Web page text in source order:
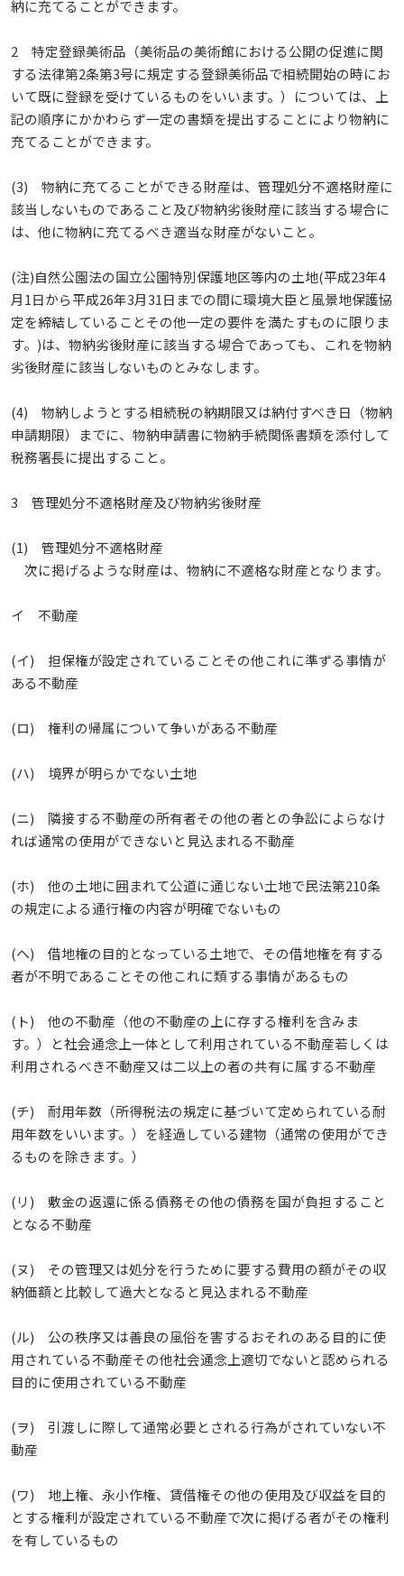
納に充てることができます。
2 特定登録美術品（美術品の美術館における公開の促進に関
する法律第2条第3号に規定する登録美術品で相続開始の時にお
いて既に登録を受けているものをいいます。）については、上
記の順序にかかわらず一定の書類を提出することにより物納に
充てることができます。
(3) 物納に充てることができる財産は、管理処分不適格財産に
該当しないものであること及び物納劣後財産に該当する場合に
は、他に物納に充てるべき適当な財産がないこと。
(注)自然公園法の国立公園特別保護地区等内の土地(平成23年4
月1日から平成26年3月31日までの間に環境大臣と風景地保護協
定を締結していることその他一定の要件を満たすものに限りま
す。)は、物納劣後財産に該当する場合であっても、これを物納
劣後財産に該当しないものとみなします。
(4) 物納しようとする相続税の納期限又は納付すべき日（物納
申請期限）までに、物納申請書に物納手続関係書類を添付して
税務署長に提出すること。
3 管理処分不適格財産及び物納劣後財産
(1) 管理処分不適格財産
次に掲げるような財産は、物納に不適格な財産となります。
イ 不動産
(イ) 担保権が設定されていることその他これに準ずる事情が
ある不動産
(ロ) 権利の帰属について争いがある不動産
(ハ) 境界が明らかでない土地
(ニ) 隣接する不動産の所有者その他の者との争訟によらなけ
れば通常の使用ができないと見込まれる不動産
(ホ) 他の土地に囲まれて公道に通じない土地で民法第210条
の規定による通行権の内容が明確でないもの
(ヘ) 借地権の目的となっている土地で、その借地権を有する
者が不明であることその他これに類する事情があるもの
(ト) 他の不動産（他の不動産の上に存する権利を含みま
す。）と社会通念上一体として利用されている不動産若しくは
利用されるべき不動産又は二以上の者の共有に属する不動産
(チ) 耐用年数（所得税法の規定に基づいて定められている耐
用年数をいいます。）を経過している建物（通常の使用ができ
るものを除きます。）
(リ) 敷金の返還に係る債務その他の債務を国が負担すること
となる不動産
(ヌ) その管理又は処分を行うために要する費用の額がその収
納価額と比較して過大となると見込まれる不動産
(ル) 公の秩序又は善良の風俗を害するおそれのある目的に使
用されている不動産その他社会通念上適切でないと認められる
目的に使用されている不動産
(ヲ) 引渡しに際して通常必要とされる行為がされていない不
動産
(ワ) 地上権、永小作権、賃借権その他の使用及び収益を目的
とする権利が設定されている不動産で次に掲げる者がその権利
を有しているもの